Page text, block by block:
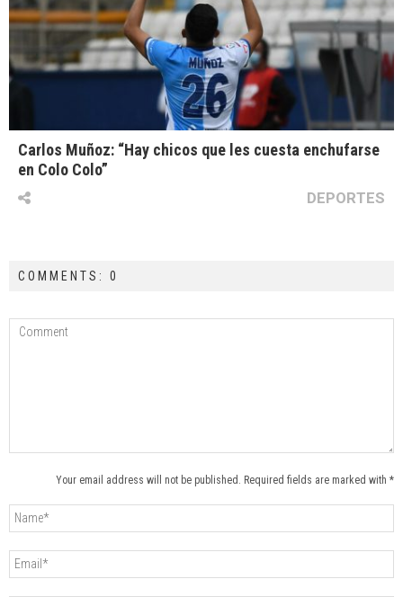
Carlos Muñoz: “Hay chicos que les cuesta enchufarse
en Colo Colo”
DEPORTES
COMMENTS: 0
Your email address will not be published. Required fields are marked with *